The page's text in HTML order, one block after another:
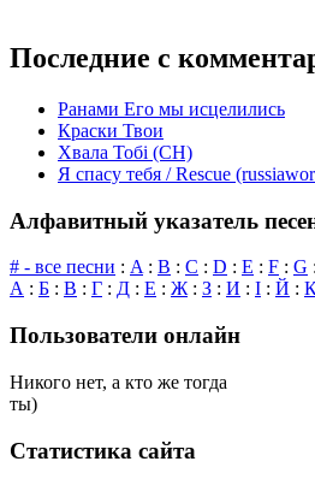
Последние с
Ранами Его мы исцелились
Краски Твои
Хвала Тобі (СН)
Я спасу тебя / Rescue
Алфавитный указатель
# - все песни : A : B : C : D : E : F : G :
А : Б : В : Г : Д : Е : Ж : З : И : І : Й :
Пользователи онлайн
Никого нет, а кто же тогда
ты)
Статистика сайта